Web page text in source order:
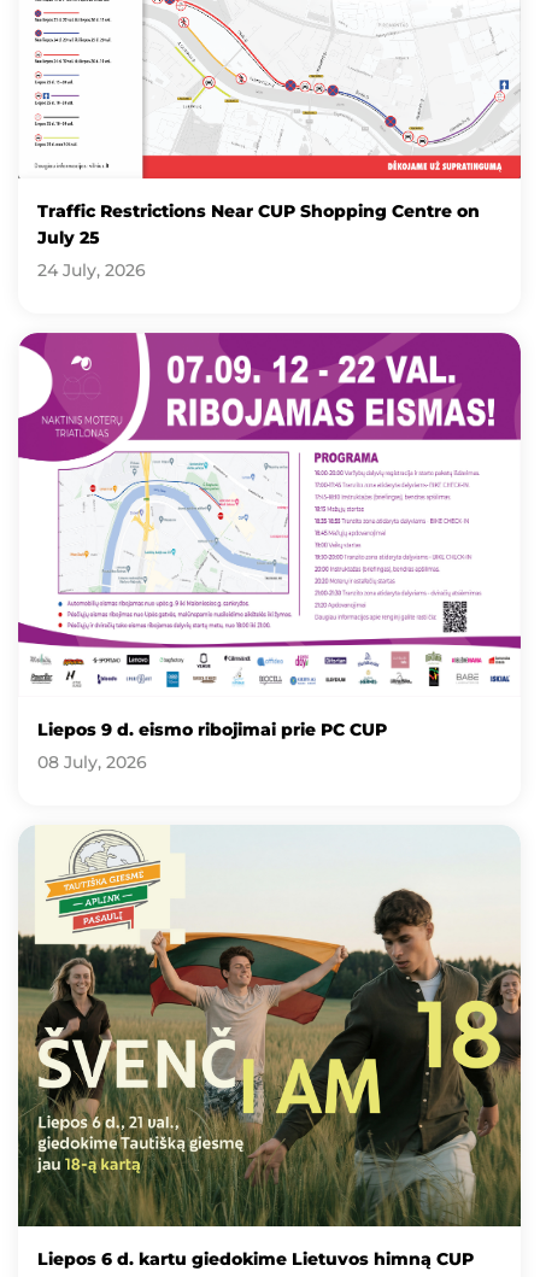
Traffic Restrictions Near CUP Shopping Centre on
July 25
24 July, 2026
Liepos 9 d. eismo ribojimai prie PC CUP
08 July, 2026
Liepos 6 d. kartu giedokime Lietuvos himną CUP